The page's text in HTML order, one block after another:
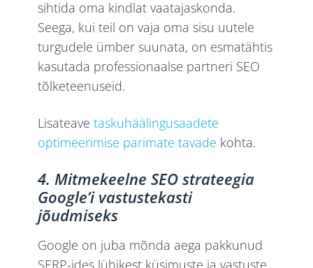
sihtida oma kindlat vaatajaskonda.
Seega, kui teil on vaja oma sisu uutele
turgudele ümber suunata, on esmatähtis
kasutada professionaalse partneri SEO
tõlketeenuseid.
Lisateavetaskuhäälingusaadete
optimeerimise parimate tavade kohta.
4. Mitmekeelne SEO strateegia
Google’i vastustekasti
jõudmiseks
Google on juba mõnda aega pakkunud
SERP-ides lühikest küsimuste ja vastuste